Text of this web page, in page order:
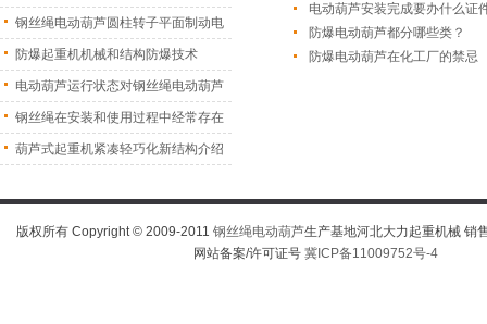
电动葫芦安装完成要办什么证
防爆电动葫芦都分哪些类？
防爆电动葫芦在化工厂的禁忌
葫 钢丝绳电动葫芦圆柱转子平面制动电
机
防爆起重机机械和结构防爆技术
电动葫芦运行状态对钢丝绳电动葫芦
振 钢丝绳在安装和使用过程中经常存在
的 葫芦式起重机紧凑轻巧化新结构介绍
版权所有 Copyright © 2009-2011 钢丝绳电动葫芦生产基地河北大力起重机械 销
网站备案/许可证号 冀ICP备11009752号-4